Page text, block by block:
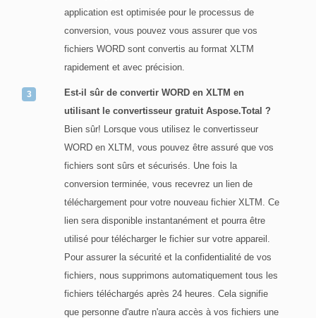
application est optimisée pour le processus de
conversion, vous pouvez vous assurer que vos
fichiers WORD sont convertis au format XLTM
rapidement et avec précision.
Est-il sûr de convertir WORD en XLTM en
utilisant le convertisseur gratuit Aspose.Total ?
Bien sûr! Lorsque vous utilisez le convertisseur
WORD en XLTM, vous pouvez être assuré que vos
fichiers sont sûrs et sécurisés. Une fois la
conversion terminée, vous recevrez un lien de
téléchargement pour votre nouveau fichier XLTM. Ce
lien sera disponible instantanément et pourra être
utilisé pour télécharger le fichier sur votre appareil.
Pour assurer la sécurité et la confidentialité de vos
fichiers, nous supprimons automatiquement tous les
fichiers téléchargés après 24 heures. Cela signifie
que personne d'autre n'aura accès à vos fichiers une